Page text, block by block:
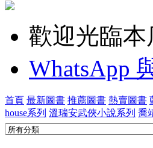
歡迎光臨
WhatsApp
首頁 最新圖書 推薦圖書 熱賣圖書
house系列 溫瑞安武俠小說系列 喬